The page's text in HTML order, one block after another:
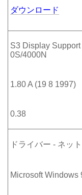
ダウンロード
S3 Display
0S/4000N
1.80 A (19 8 1997)
0.38
ドライバー - ネッ
Microsoft Windows